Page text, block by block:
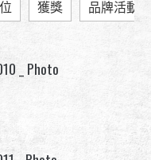
獲獎 品牌活動
_ Photo